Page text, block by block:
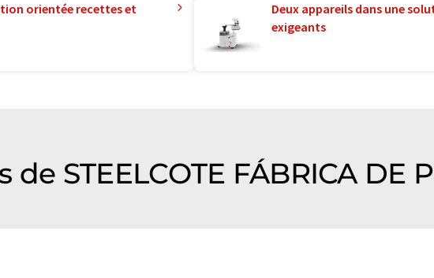
orientée recettes et
Deux appareils dans une
exigeants
STEELCOTE FÁBRICA DE